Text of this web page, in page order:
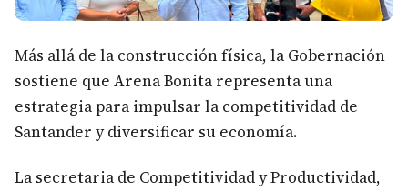
Más allá de la construcción física, la Gobernación
sostiene que Arena Bonita representa una
estrategia para impulsar la competitividad de
Santander y diversificar su economía.
La secretaria de Competitividad y Productividad,